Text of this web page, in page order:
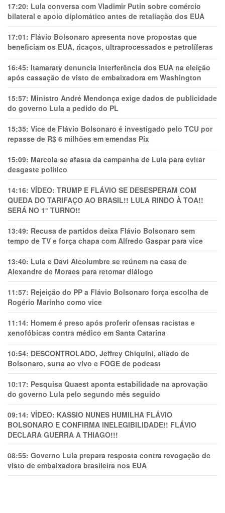
17:20: Lula conversa com Vladimir Putin sobre comércio
bilateral e apoio diplomático antes de retaliação dos EUA
17:01: Flávio Bolsonaro apresenta nove propostas que
beneficiam os EUA, ricaços, ultraprocessados e petrolíferas
16:45: Itamaraty denuncia interferência dos EUA na eleição
após cassação de visto de embaixadora em Washington
15:57: Ministro André Mendonça exige dados de publicidade
do governo Lula a pedido do PL
15:35: Vice de Flávio Bolsonaro é investigado pelo TCU por
repasse de R$ 6 milhões em emendas Pix
15:09: Marcola se afasta da campanha de Lula para evitar
desgaste político
14:16: VÍDEO: TRUMP E FLÁVIO SE DESESPERAM COM
QUEDA DO TARIFAÇO AO BRASIL!! LULA RINDO À TOA!!
SERÁ NO 1° TURNO!!
13:49: Recusa de partidos deixa Flávio Bolsonaro sem
tempo de TV e força chapa com Alfredo Gaspar para vice
13:40: Lula e Davi Alcolumbre se reúnem na casa de
Alexandre de Moraes para retomar diálogo
11:57: Rejeição do PP a Flávio Bolsonaro força escolha de
Rogério Marinho como vice
11:14: Homem é preso após proferir ofensas racistas e
xenofóbicas contra médico em Santa Catarina
10:54: DESCONTROLADO, Jeffrey Chiquini, aliado de
Bolsonaro, surta ao vivo e FOGE de podcast
10:17: Pesquisa Quaest aponta estabilidade na aprovação
do governo Lula pelo segundo mês seguido
09:14: VÍDEO: KASSIO NUNES HUMlLHA FLÁVIO
BOLSONARO E CONFIRMA INELEGIBILIDADE!! FLÁVIO
DECLARA GUERRA A THIAGO!!!
08:55: Governo Lula prepara resposta contra revogação de
visto de embaixadora brasileira nos EUA